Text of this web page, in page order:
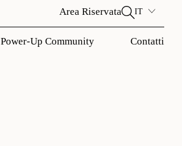
Area Riservata IT
Power-Up Community Contatti